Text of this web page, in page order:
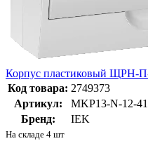
Корпус пластиковый ЩРН-
Код товара: 2749373
Артикул:
MKP13-N-12-
Бренд:
IEK
На складе 4 шт